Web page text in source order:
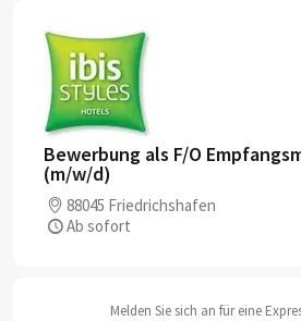
Bewerbung als F/O
(m/w/d)
88045 Friedrichshafen
Ab sofort
Melden Sie sich an für eine